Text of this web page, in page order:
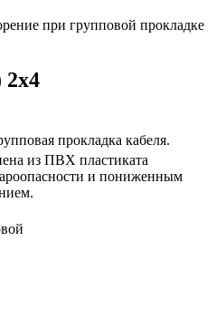
при групповой прокладке
прокладка кабеля.
из ПВХ пластиката
и пониженным